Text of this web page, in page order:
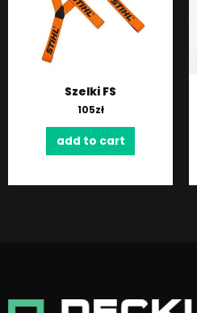
Szelki FS
105zł
add to cart